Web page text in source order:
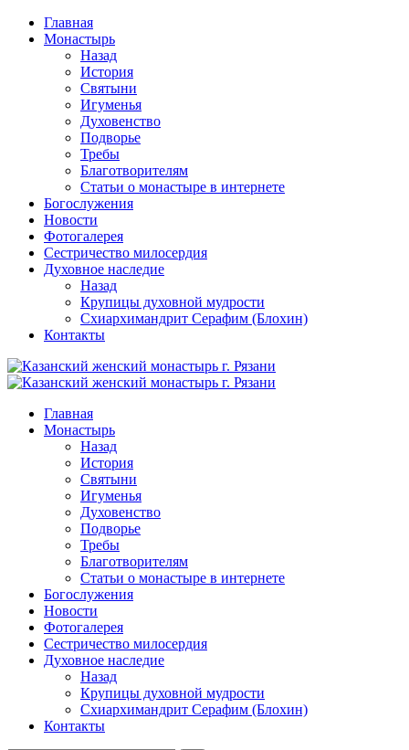
Перейти
содержимому
Главная
Монастырь
Назад
История
Святыни
Игуменья
Духовенство
Подворье
Требы
Благотворителям
Статьи о монастыре в интернете
Богослужения
Новости
Фотогалерея
Сестричество милосердия
Духовное наследие
Назад
Крупицы духовной мудрости
Схиархимандрит Серафим (Блохин)
Контакты
Главная
Монастырь
Назад
История
Святыни
Игуменья
Духовенство
Подворье
Требы
Благотворителям
Статьи о монастыре в интернете
Богослужения
Новости
Фотогалерея
Сестричество милосердия
Духовное наследие
Назад
Крупицы духовной мудрости
Схиархимандрит Серафим (Блохин)
Контакты